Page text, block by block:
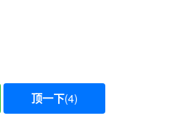
顶一下(4)